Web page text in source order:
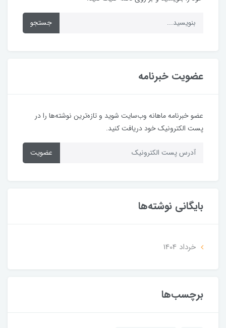
جستجو
عضویت خبرنامه
عضو خبرنامه ماهانه وب‌سایت شوید و تازه‌ترین نوشته‌ها را در
پست الکترونیک خود دریافت کنید.
عضویت
بایگانی نوشته‌ها
خرداد 1404
برچسب‌ها